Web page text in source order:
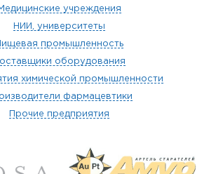
учреждения
НИИ, университеты
промышленность
оборудования
химической промышленности
фармацевтики
Прочие предприятия